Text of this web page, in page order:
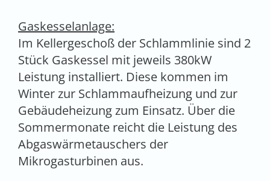
Gaskesselanlage:
Im Kellergeschoß der Schlammlinie sind 2
Stück Gaskessel mit jeweils 380kW
Leistung installiert. Diese kommen im
Winter zur Schlammaufheizung und zur
Gebäudeheizung zum Einsatz. Über die
Sommermonate reicht die Leistung des
Abgaswärmetauschers der
Mikrogasturbinen aus.